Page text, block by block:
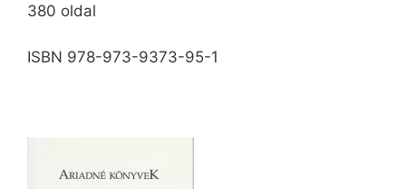
380 oldal
ISBN 978-973-9373-95-1